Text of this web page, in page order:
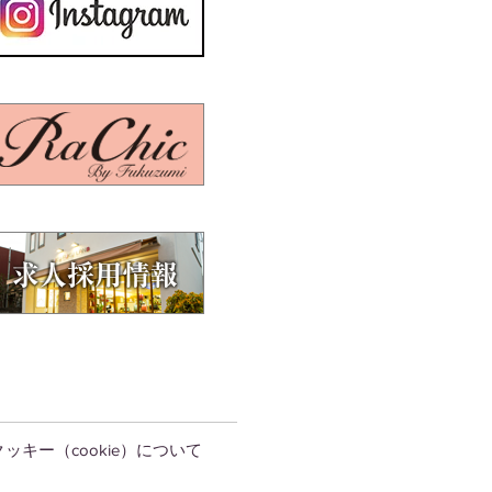
ッキー（cookie）について